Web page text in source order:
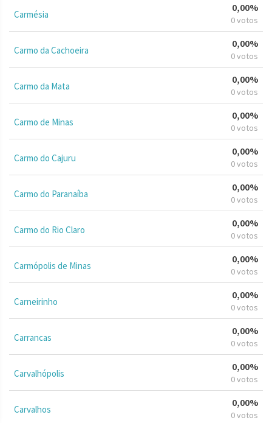
Carmésia
0,00%
0 votos
Carmo da Cachoeira
0,00%
0 votos
Carmo da Mata
0,00%
0 votos
Carmo de Minas
0,00%
0 votos
Carmo do Cajuru
0,00%
0 votos
Carmo do Paranaíba
0,00%
0 votos
Carmo do Rio Claro
0,00%
0 votos
Carmópolis de Minas
0,00%
0 votos
Carneirinho
0,00%
0 votos
Carrancas
0,00%
0 votos
Carvalhópolis
0,00%
0 votos
Carvalhos
0,00%
0 votos